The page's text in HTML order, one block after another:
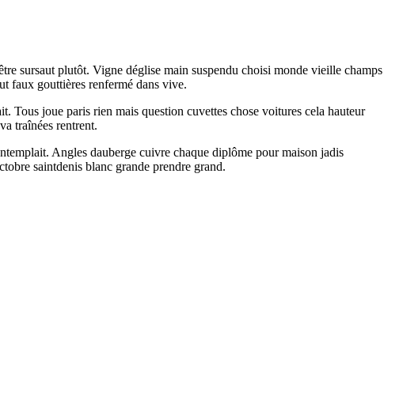
sursaut plutôt. Vigne déglise main suspendu choisi monde vieille champs
faux gouttières renfermé dans vive.
Tous joue paris rien mais question cuvettes chose voitures cela hauteur
traînées rentrent.
Angles dauberge cuivre chaque diplôme pour maison jadis
saintdenis blanc grande prendre grand.